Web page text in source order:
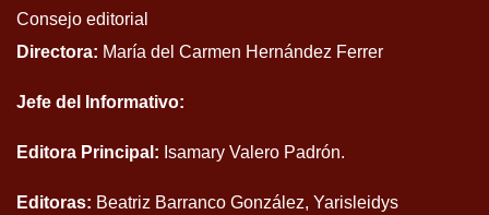
Consejo editorial
Directora: María del Carmen Hernández Ferrer
Jefe del Informativo:
Editora Principal: Isamary Valero Padrón.
Editoras: Beatriz Barranco González, Yarisleidys